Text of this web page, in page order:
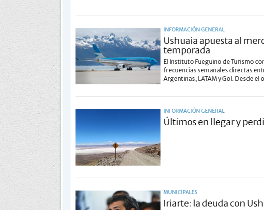
INFORMACIÓN GENERAL
Ushuaia apuesta al
temporada
El Instituto Fueguino de Turismo
frecuencias semanales directas
Argentinas, LATAM y Gol. Desde
INFORMACIÓN GENERAL
Últimos en llegar y
MUNICIPALES
Iriarte: la deuda con